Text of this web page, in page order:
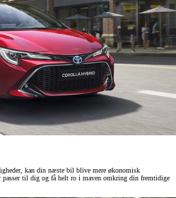
kan din næste bil blive mere økonomisk
til dig og få helt ro i maven omkring din fremtidige